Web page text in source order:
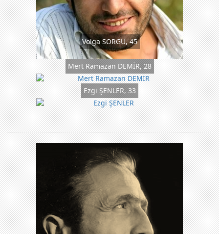
Volga SORGU, 45
Mert Ramazan DEMİR, 28
Ezgi ŞENLER, 33